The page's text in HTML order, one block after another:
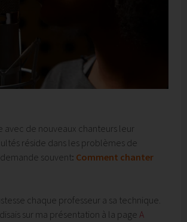
avec de nouveaux chanteurs leur
réside dans les problèmes de
souvent: Comment chanter
chaque professeur a sa technique.
sur ma présentation à la page A